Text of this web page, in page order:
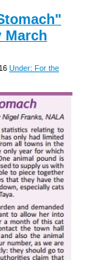
March
Under: For the